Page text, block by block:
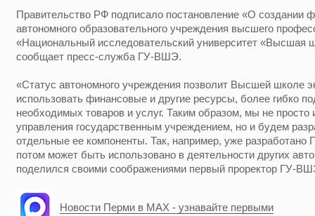
Правительство РФ подписало постановление «О создании
автономного образовательного учреждения высшего
«Национальный исследовательский университет «Высшая
сообщает пресс-служба ГУ-ВШЭ.
«Статус автономного учреждения позволит Высшей школе
использовать финансовые и другие ресурсы, более гибко
необходимых товаров и услуг. Таким образом, мы не
управления государственным учреждением, но и будем
отдельные ее компоненты. Так, например, уже разработано
потом может быть использовано в деятельности других
поделился своими соображениями первый проректор ГУ-
Новости Перми в MAX - узнавайте первыми